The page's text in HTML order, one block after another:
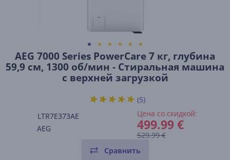
AEG 7000 Series PowerCare 7 кг, глубина
59,9 см, 1300 об/мин - Стиральная машина
с верхней загрузкой
LTR7E373AE
AEG
Цена со скидкой:
499.99 €
529.99 €
(5)
Сравнить